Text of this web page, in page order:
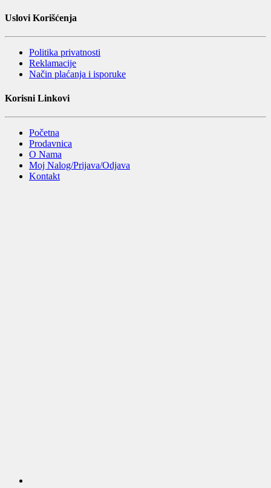
Uslovi Korišćenja
Politika privatnosti
Reklamacije
Način plaćanja i isporuke
Korisni Linkovi
Početna
Prodavnica
O Nama
Moj Nalog/Prijava/Odjava
Kontakt